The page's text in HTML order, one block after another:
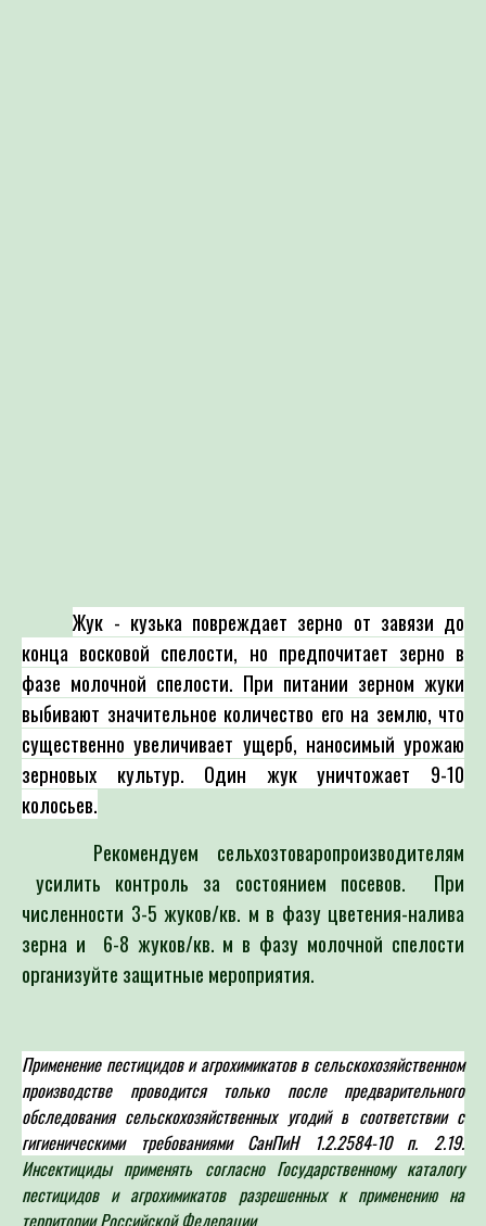
Жук - кузька повреждает зерно от завязи до
конца восковой спелости, но предпочитает зерно в
фазе молочной спелости. При питании зерном жуки
выбивают значительное количество его на землю, что
существенно увеличивает ущерб, наносимый урожаю
зерновых культур. Один жук уничтожает 9-10
колосьев.
Рекомендуем сельхозтоваропроизводителям
усилить контроль за состоянием посевов. При
численности 3-5 жуков/кв. м в фазу цветения-налива
зерна и
6-8 жуков/кв. м в фазу молочной спелости
организуйте защитные мероприятия.
Применение пестицидов и агрохимикатов в сельскохозяйственном
производстве проводится только после предварительного
обследования сельскохозяйственных угодий всоответствии с
гигиеническими требованиями СанПиН 1.2.2584-10 п. 2.19.
Инсектициды применять согласно Государственному каталогу
пестицидов и агрохимикатов разрешенных к применению на
территории Российской Федерации.